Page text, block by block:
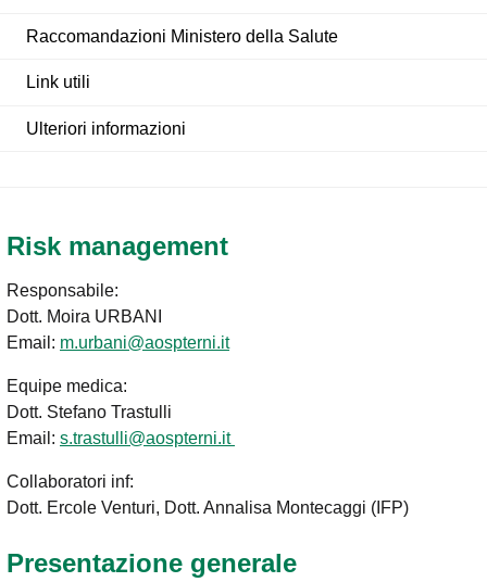
Raccomandazioni Ministero della Salute
Link utili
Ulteriori informazioni
Risk management
Responsabile:
Dott. Moira URBANI
Email: m.urbani@aospterni.it
Equipe medica:
Dott. Stefano Trastulli
Email: s.trastulli@aospterni.it
Collaboratori inf:
Dott. Ercole Venturi, Dott. Annalisa Montecaggi (IFP)
Presentazione generale